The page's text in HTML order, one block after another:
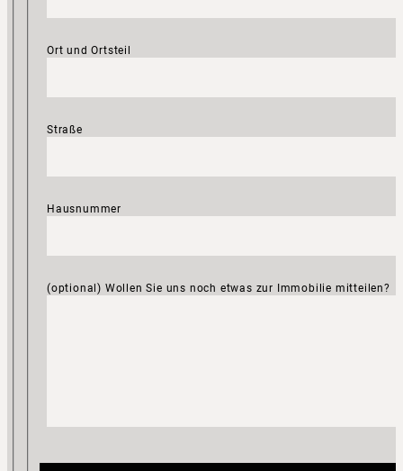
Ort und Ortsteil
Straße
Hausnummer
(optional) Wollen Sie uns noch etwas zur Immobilie mitteilen?